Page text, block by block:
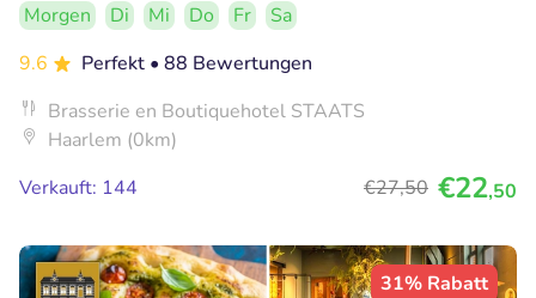
Morgen Di Mi Do Fr
Sa
9.6
Perfekt • 88 Bewertungen
Brasserie en Boutiquehotel STAATS
Haarlem (0km)
Verkauft: 144
€27,50 €22,50
31% Rabatt